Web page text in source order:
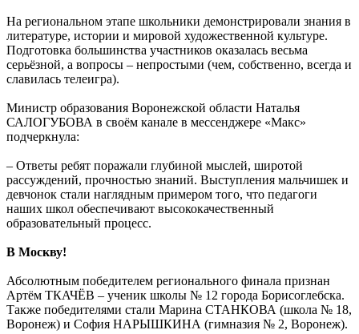
На региональном этапе школьники демонстрировали знания в
литературе, истории и мировой художественной культуре.
Подготовка большинства участников оказалась весьма
серьёзной, а вопросы – непростыми (чем, собственно, всегда и
славилась телеигра).
Министр образования Воронежской области Наталья
САЛОГУБОВА в своём канале в мессенджере «Макс»
подчеркнула:
– Ответы ребят поражали глубиной мыслей, широтой
рассуждений, прочностью знаний. Выступления мальчишек и
девчонок стали наглядным примером того, что педагоги
наших школ обеспечивают высококачественный
образовательный процесс.
В Москву!
Абсолютным победителем регионального финала признан
Артём ТКАЧЁВ – ученик школы № 12 города Борисоглебска.
Также победителями стали Марина СТАНКОВА (школа № 18,
Воронеж) и София НАРЫШКИНА (гимназия № 2, Воронеж).